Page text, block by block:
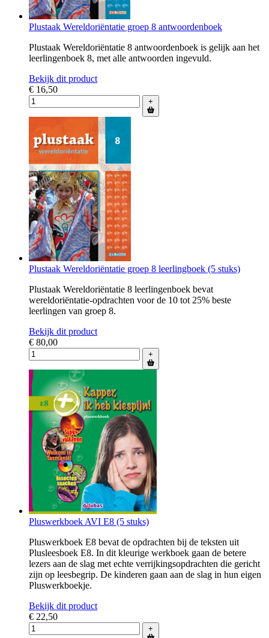
Plustaak Wereldoriëntatie groep 8 antwoordenboek
Plustaak Wereldoriëntatie 8 antwoordenboek is gelijk aan het
leerlingenboek 8, met alle antwoorden ingevuld.
Bekijk dit product
€ 16,50
+
Plustaak Wereldoriëntatie groep 8 leerlingboek (5 stuks)
Plustaak Wereldoriëntatie 8 leerlingenboek bevat
wereldoriëntatie-opdrachten voor de 10 tot 25% beste
leerlingen van groep 8.
Bekijk dit product
€ 80,00
+
Pluswerkboek AVI E8 (5 stuks)
Pluswerkboek E8 bevat de opdrachten bij de teksten uit
Plusleesboek E8. In dit kleurige werkboek gaan de betere
lezers aan de slag met echte verrijkingsopdrachten die gericht
zijn op leesbegrip. De kinderen gaan aan de slag in hun eigen
Pluswerkboekje.
Bekijk dit product
€ 22,50
+